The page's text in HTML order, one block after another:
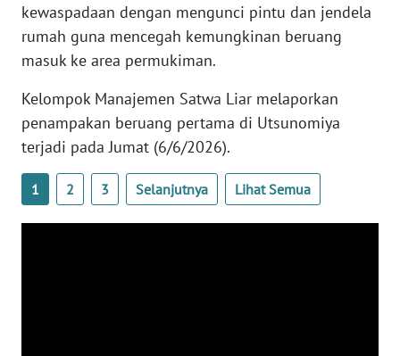
kewaspadaan dengan mengunci pintu dan jendela
rumah guna mencegah kemungkinan beruang
masuk ke area permukiman.
Kelompok Manajemen Satwa Liar melaporkan
penampakan beruang pertama di Utsunomiya
terjadi pada Jumat (6/6/2026).
1 2 3 Selanjutnya Lihat Semua
PAPUA
WN
BARAT
WN
RIAU
WN
SERAMBI